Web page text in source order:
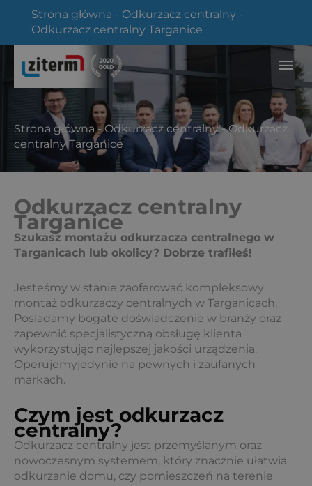
Strona główna - Odkurzacz centralny -
Odkurzacz centralny Targanice
Przejdź
Strona główna -Odkurzacz centralny-Odkurzacz
centralny Targanice
Odkurzacz centralny
Targanice
Szukasz montażu odkurzacza centralnego w
Targanicach lub okolicy? Dobrze trafiłeś!
Jesteśmy w stanie zaoferować kompleksowy
montaż odkurzaczy centralnych w Targanicach.
Posiadamy bogate doświadczenie w branży oraz
zapewnić specjalistyczną obsługę klienta
wykorzystując najlepszej jakości urządzenia.
Operujemyjedynie na pewnych i zaufanych
markach.
Czym jest odkurzacz
centralny?
Odkurzacz centralny jest przemyślanym oraz
nowoczesnym systemem, który znacznie ułatwia
odkurzanie domu, czy pomieszczeń na terenie